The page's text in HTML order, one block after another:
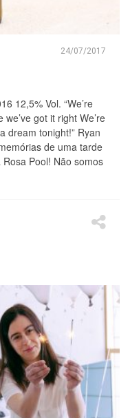
24/07/2017
12,5% Vol. “We’re
got it right We’re
dream tonight!” Ryan
de uma tarde
Pool! Não somos